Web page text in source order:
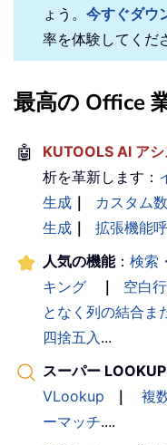
ょう。 今すぐダウ
率を体験してくだ
最高の Office
🤖 KUTOOLS AI アシ
析を革新します：
生成 ｜ カスタム
生成 ｜ 拡張機能
人気の機能： 検索
キング
｜ 空白
となく列の結合ま
四捨五入...
スーパー LOOKUP
VLookup
｜ 複
ーマッチ....